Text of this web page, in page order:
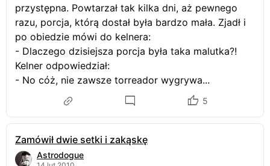
przystępna. Powtarzał tak kilka dni, aż pewnego
razu, porcja, którą dostał była bardzo mała. Zjadł i
po obiedzie mówi do kelnera:
- Dlaczego dzisiejsza porcja była taka malutka?!
Kelner odpowiedział:
- No cóż, nie zawsze torreador wygrywa...
5
Zamówił dwie setki i zakąskę
Astrodogue